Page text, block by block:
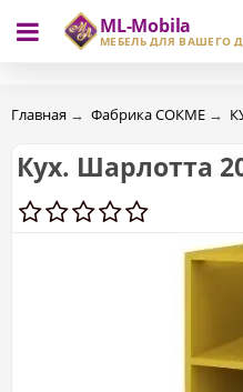
ML-Mobila
МЕБЕЛЬ ДЛЯ ВАШЕГО
RU RO
Главная → Фабрика СОКМЕ →
Кух. Шарлотта